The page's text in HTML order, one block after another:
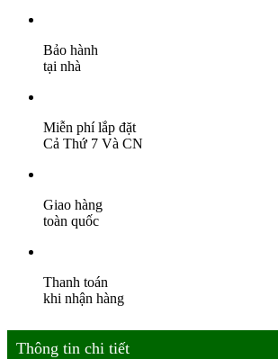
Bảo hành
tại nhà
Miễn phí lắp đặt
Cả Thứ 7 Và CN
Giao hàng
toàn quốc
Thanh toán
khi nhận hàng
Thông tin chi tiết